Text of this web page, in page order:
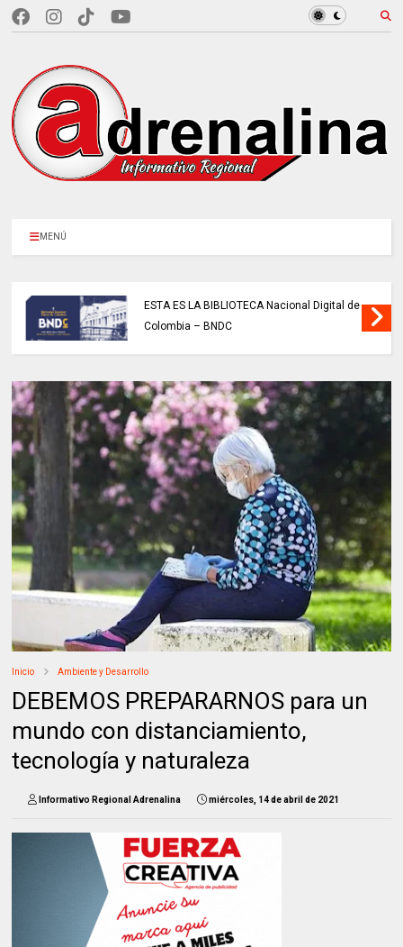
MENÚ
protección de datos y el uso responsable
de la IA.
Inicio Ambiente y Desarrollo
DEBEMOS PREPARARNOS para un
mundo con distanciamiento,
tecnología y naturaleza
Informativo Regional Adrenalina miércoles, 14 de abril de 2021